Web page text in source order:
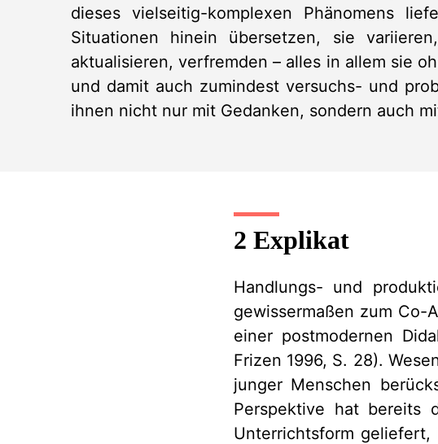
dieses vielseitig-komplexen Phänomens
Situationen hinein übersetzen, sie
aktualisieren, verfremden – alles in allem sie
und damit auch zumindest versuchs- und
ihnen nicht nur mit Gedanken, sondern auch
2 Explikat
Handlungs- und
gewissermaßen zum Co-
einer postmodernen
Frizen 1996, S. 28).
junger Menschen
Perspektive hat bereits
Unterrichtsform